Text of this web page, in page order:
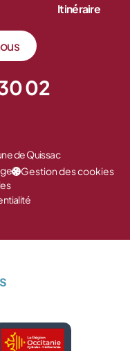
Itinéraire
02
de Quissac
Gestion des cookies